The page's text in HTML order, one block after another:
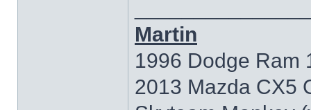
Martin
1996 Dodge Ram
2013 Mazda CX5